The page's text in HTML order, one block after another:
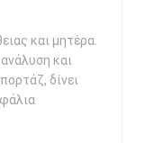
και μητέρα.
και
δίνει